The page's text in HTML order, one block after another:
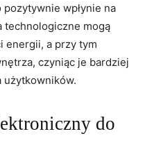
wpłynie na
technologiczne mogą
energii, a przy tym
czyniąc je bardziej
użytkowników.
do